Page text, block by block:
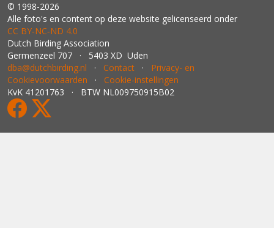
© 1998-2026
Alle foto's en content op deze website gelicenseerd onder
CC BY‑NC‑ND 4.0
Dutch Birding Association
Germenzeel 707 · 5403 XD Uden
dba@dutchbirding.nl · Contact · Privacy- en
Cookievoorwaarden · Cookie-instellingen
KvK 41201763 · BTW NL009750915B02